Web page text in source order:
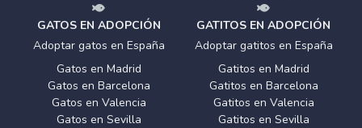
GATOS EN ADOPCIÓN
Adoptar gatos en España
Gatos en Madrid
Gatos en Barcelona
Gatos en Valencia
Gatos en Sevilla
GATITOS EN ADOPCIÓN
Adoptar gatitos en España
Gatitos en Madrid
Gatitos en Barcelona
Gatitos en Valencia
Gatitos en Sevilla